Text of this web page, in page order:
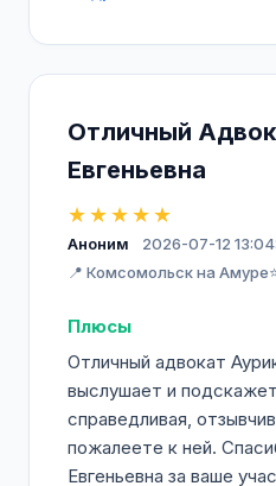
Отличный
Евгеньевна
★★★★★
Аноним
2026-07-12
📍 Комсомольск на Амуре
Плюсы
Отличный адвокат
выслушает и
справедливая,
пожалеете к ней.
Евгеньевна за ваше